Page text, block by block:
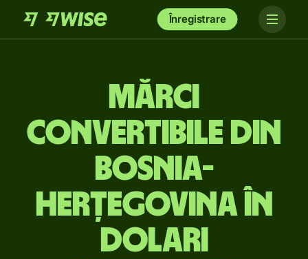
Înregistrare
Mărci
convertibile din
Bosnia-
Herțegovina în
dolari